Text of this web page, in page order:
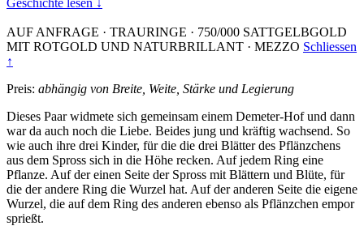
AUF ANFRAGE · TRAURINGE · 750/000 SATTGELBGOLD
MIT ROTGOLD UND NATURBRILLANT · MEZZO Schliessen
↑
Preis: abhängig von Breite, Weite, Stärke und Legierung
Dieses Paar widmete sich gemeinsam einem Demeter-Hof und dann
war da auch noch die Liebe. Beides jung und kräftig wachsend. So
wie auch ihre drei Kinder, für die die drei Blätter des Pflänzchens
aus dem Spross sich in die Höhe recken. Auf jedem Ring eine
Pflanze. Auf der einen Seite der Spross mit Blättern und Blüte, für
die der andere Ring die Wurzel hat. Auf der anderen Seite die eigene
Wurzel, die auf dem Ring des anderen ebenso als Pflänzchen empor
sprießt.